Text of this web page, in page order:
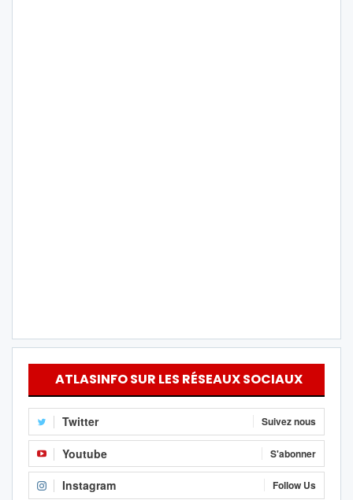
ATLASINFO SUR LES RÉSEAUX SOCIAUX
Twitter Suivez nous
Youtube S'abonner
Instagram Follow Us